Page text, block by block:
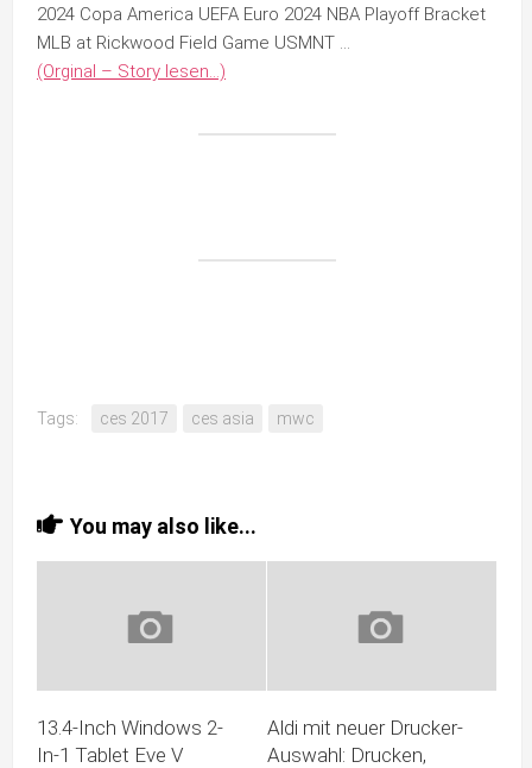
2024 Copa America UEFA Euro 2024 NBA Playoff Bracket
MLB at Rickwood Field Game USMNT …
(Orginal – Story lesen…)
Tags: ces 2017 ces asia mwc
You may also like...
13.4-Inch Windows 2-
In-1 Tablet Eve V
Aldi mit neuer Drucker-
Auswahl: Drucken,